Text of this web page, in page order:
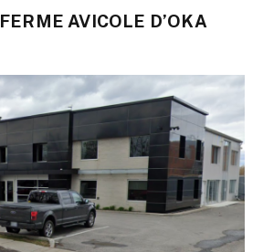
FERME AVICOLE D’OKA